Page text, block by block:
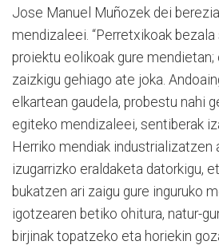
Jose Manuel Muñozek dei
mendizaleei. “Perretxikoak
proiektu eolikoak gure mendietan;
zaizkigu gehiago ate joka.
elkartean gaudela, probestu nahi
egiteko mendizaleei, sentiberak
Herriko mendiak industrializatzen
izugarrizko eraldaketa datorkigu,
bukatzen ari zaigu gure inguruko
igotzearen betiko ohitura, natur-
birjinak topatzeko eta horiekin